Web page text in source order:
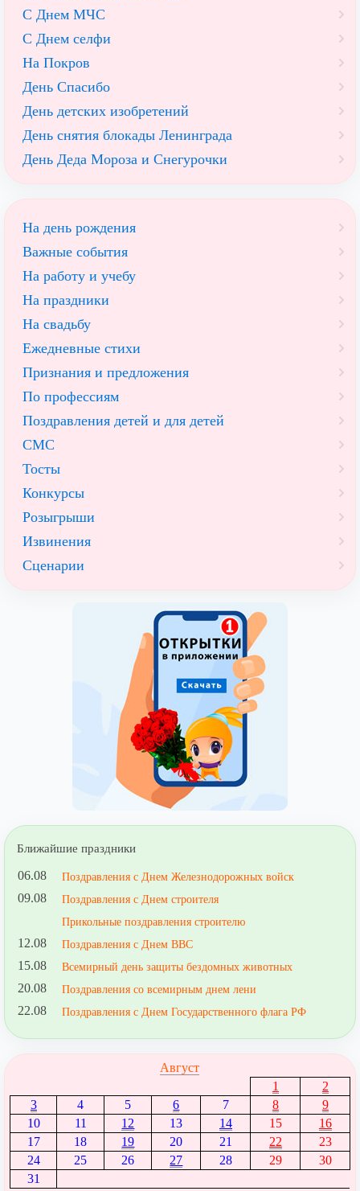
С Днем МЧС
С Днем селфи
На Покров
День Спасибо
День детских изобретений
День снятия блокады Ленинграда
День Деда Мороза и Снегурочки
На день рождения
Важные события
На работу и учебу
На праздники
На свадьбу
Ежедневные стихи
Признания и предложения
По профессиям
Поздравления детей и для детей
СМС
Тосты
Конкурсы
Розыгрыши
Извинения
Сценарии
Ближайшие праздники
06.08 Поздравления с Днем Железнодорожных войск
09.08
Поздравления с Днем строителя
Прикольные поздравления строителю
12.08 Поздравления с Днем ВВС
15.08 Всемирный день защиты бездомных животных
20.08 Поздравления со всемирным днем лени
22.08 Поздравления с Днем Государственного флага РФ
Август
1
2
3
4 5 6 7 8
9
10
11 12 13 14 15
16
17
18 19 20 21 22
23
24
25 26 27 28 29
30
31